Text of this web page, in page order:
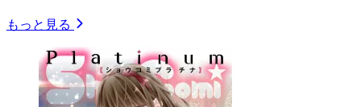
もっと見る